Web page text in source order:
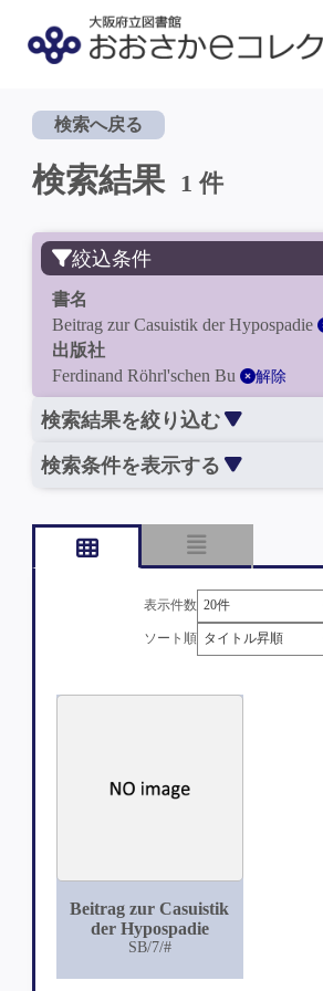
検索へ戻る
検索結果 1 件
絞込条件
書名
Beitrag zur Casuistik der Hypospadie
出版社
Ferdinand Röhrl'schen Bu
解除
検索結果を絞り込む
検索条件を表示する
表示件数
ソート順
Beitrag zur Casuistik
der Hypospadie
SB/7/#